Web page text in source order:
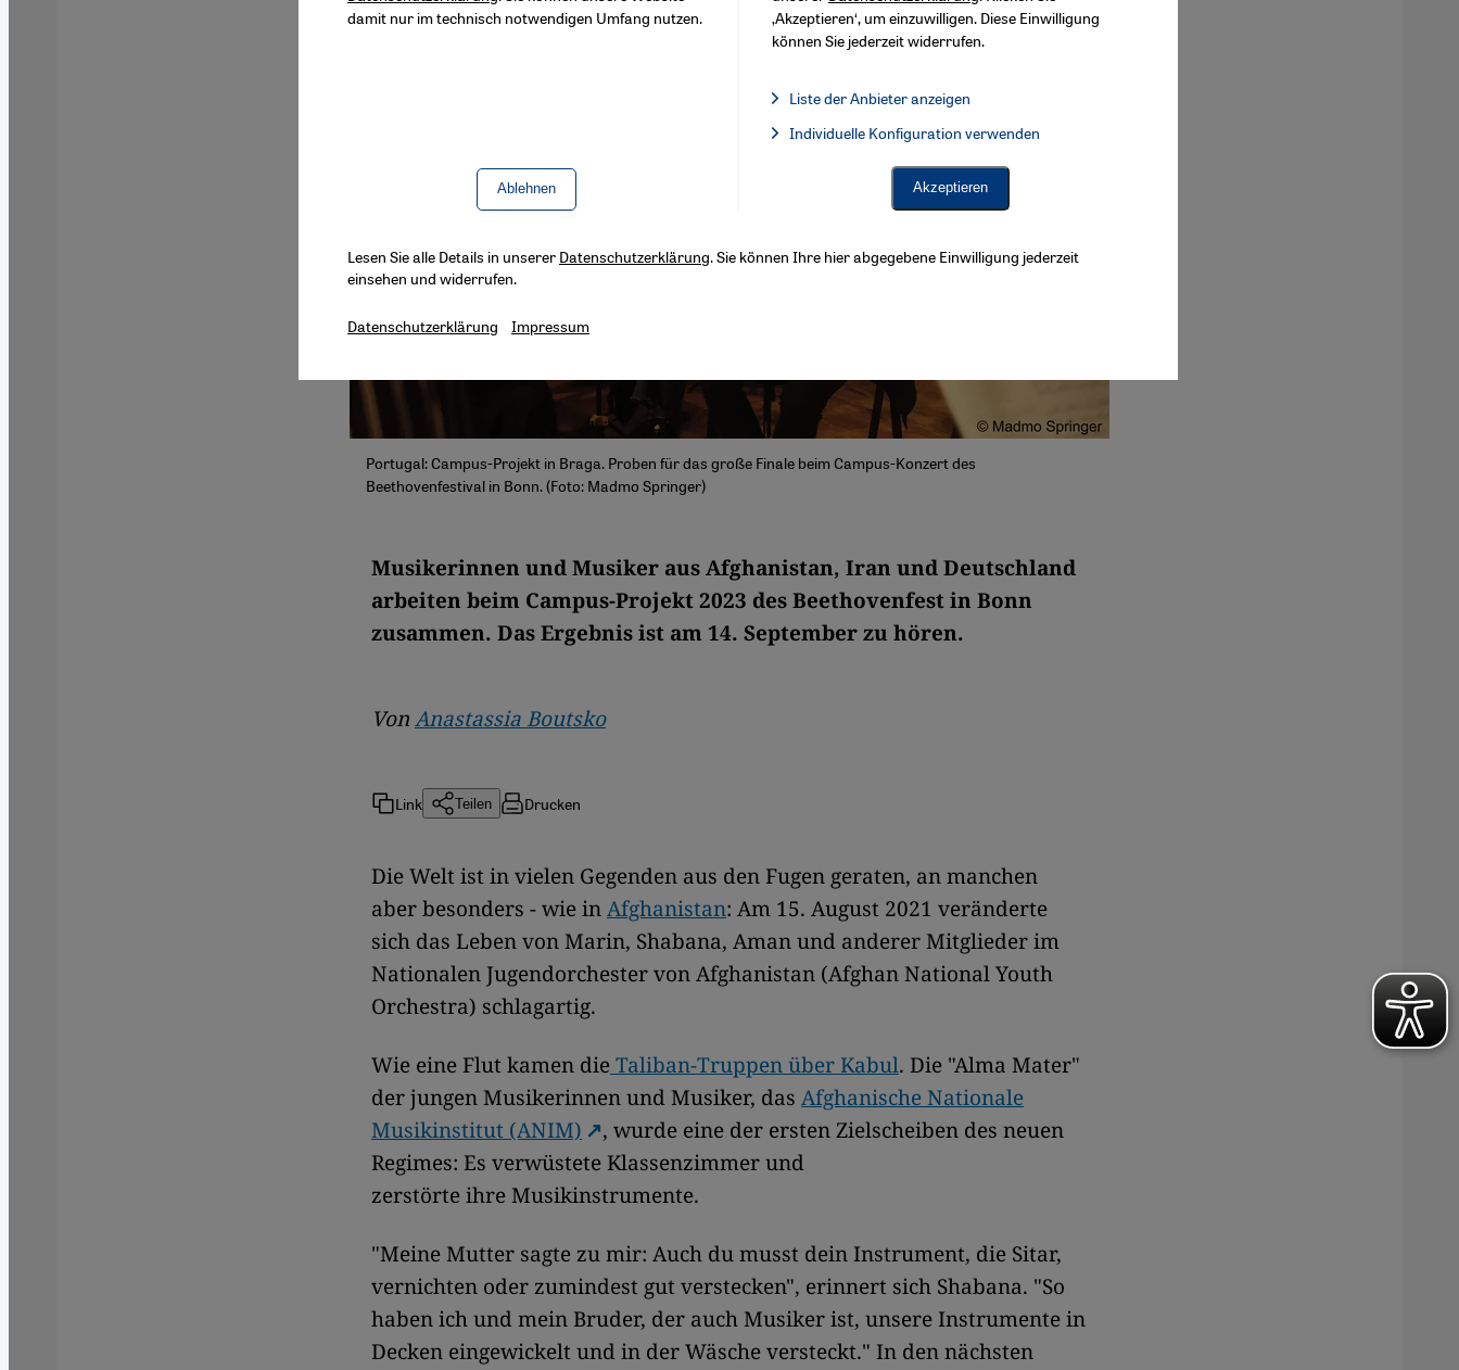
Portugal: Campus-Projekt in Braga. Proben für das große Finale beim Campus-Konzert des
Beethovenfestival in Bonn. (Foto: Madmo Springer)
Musikerinnen und Musiker aus Afghanistan, Iran und Deutschland
arbeiten beim Campus-Projekt 2023 des Beethovenfest in Bonn
zusammen. Das Ergebnis ist am 14. September zu hören.
VonAnastassia Boutsko
Link Teilen Drucken
Die Welt ist in vielen Gegenden aus den Fugen geraten, an manchen
aber besonders - wie inAfghanistan: Am 15. August 2021 veränderte
sich das Leben von Marin, Shabana, Aman und anderer Mitglieder im
Nationalen Jugendorchester von Afghanistan (Afghan National Youth
Orchestra) schlagartig.
Wie eine Flut kamen dieTaliban-Truppen über Kabul. Die "Alma Mater"
der jungen Musikerinnen und Musiker, das Afghanische Nationale
Musikinstitut (ANIM)
, wurde eine der ersten Zielscheiben des neuen
Regimes: Es verwüstete Klassenzimmer und
zerstörte ihre Musikinstrumente.
"Meine Mutter sagte zu mir: Auch du musst dein Instrument, die Sitar,
vernichten oder zumindest gut verstecken", erinnert sich Shabana. "So
haben ich und mein Bruder, der auch Musiker ist, unsere Instrumente in
Decken eingewickelt und in der Wäsche versteckt." In den nächsten
damit nur im technisch notwendigen Umfang nutzen.
Ablehnen
‚Akzeptieren‘, um einzuwilligen. Diese Einwilligung
können Sie jederzeit widerrufen.
Liste der Anbieter anzeigen
Facebook Embed / Facebook Connect, Google Maps Embed, Google Tag Manager, Instagram Embed,
Individuelle Konfiguration verwenden
Akzeptieren
Lesen Sie alle Details in unserer Datenschutzerklärung. Sie können Ihre hier abgegebene Einwilligung jederzeit
einsehen und widerrufen.
Datenschutzerklärung Impressum